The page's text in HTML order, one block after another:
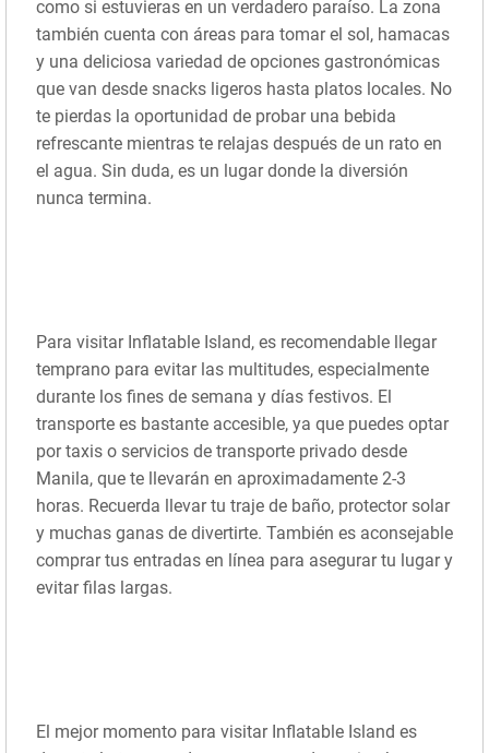
como si estuvieras en un verdadero paraíso. La zona
también cuenta con áreas para tomar el sol, hamacas
y una deliciosa variedad de opciones gastronómicas
que van desde snacks ligeros hasta platos locales. No
te pierdas la oportunidad de probar una bebida
refrescante mientras te relajas después de un rato en
el agua. Sin duda, es un lugar donde la diversión
nunca termina.
Para visitar Inflatable Island, es recomendable llegar
temprano para evitar las multitudes, especialmente
durante los fines de semana y días festivos. El
transporte es bastante accesible, ya que puedes optar
por taxis o servicios de transporte privado desde
Manila, que te llevarán en aproximadamente 2-3
horas. Recuerda llevar tu traje de baño, protector solar
y muchas ganas de divertirte. También es aconsejable
comprar tus entradas en línea para asegurar tu lugar y
evitar filas largas.
El mejor momento para visitar Inflatable Island es